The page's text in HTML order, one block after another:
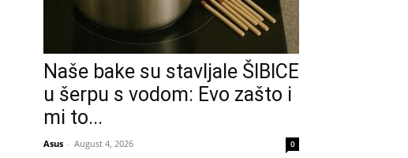
Naše bake su stavljale ŠIBICE
u šerpu s vodom: Evo zašto i
mi to...
Asus - August 4, 2026 0